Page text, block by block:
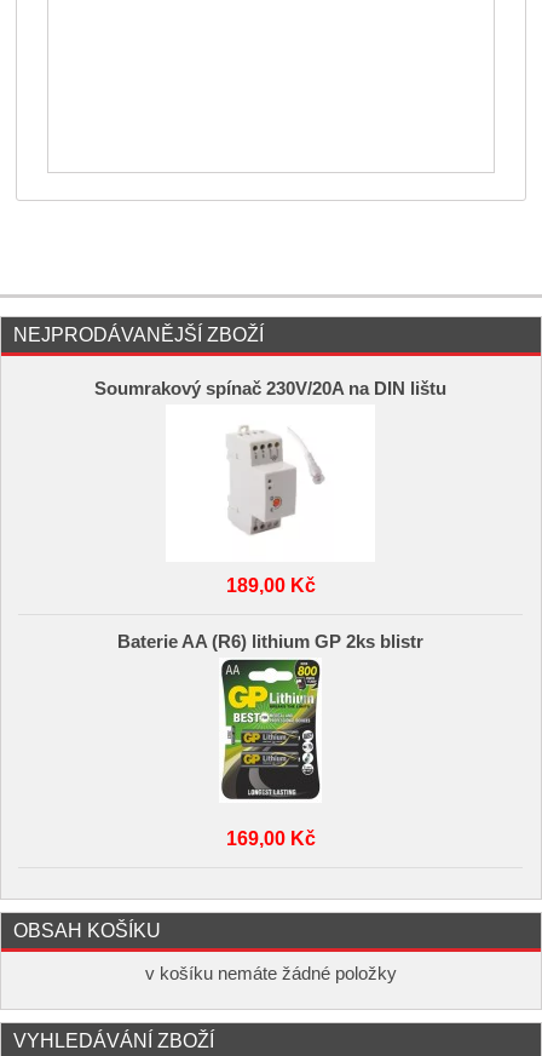
NEJPRODÁVANĚJŠÍ ZBOŽÍ
Soumrakový spínač 230V/20A na DIN lištu
189,00 Kč
Baterie AA (R6) lithium GP 2ks blistr
169,00 Kč
OBSAH KOŠÍKU
v košíku nemáte žádné položky
VYHLEDÁVÁNÍ ZBOŽÍ